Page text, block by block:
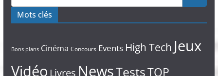
Mots clés
Bons plans Cinéma Concours Events High Tech Jeux
Vidéo Livres NewsTestsTOP